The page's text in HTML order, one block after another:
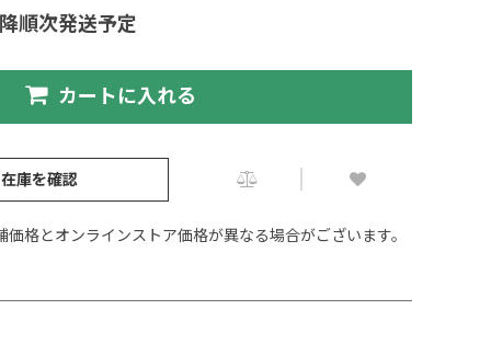
順次発送予定
カートに入れる
庫を確認
格とオンラインストア価格が異なる場合がございます。